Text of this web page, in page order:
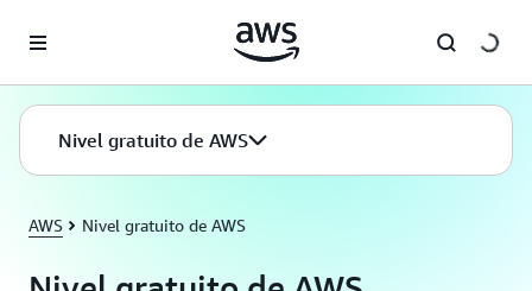
Nivel gratuito de AWS
AWS Nivel gratuito de AWS